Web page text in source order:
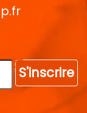
S'inscrire